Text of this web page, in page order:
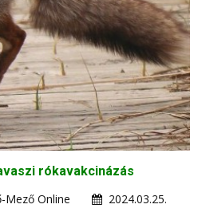
rókavakcinázás
Mező Online
2024.03.25.